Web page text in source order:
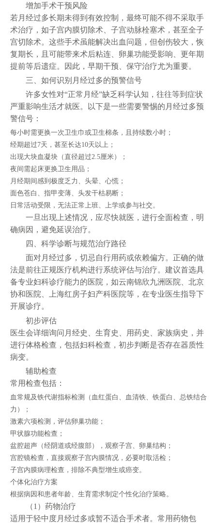
增加手术干预风险
若月经过多长期未得到有效控制，最终可能不得不采取手
术治疗，如子宫内膜切除术、子宫动脉栓塞术，甚至全子
宫切除术。这些手术虽能解决出血问题，但创伤较大，恢
复期长，且可能带来术后粘连、卵巢功能受影响、更年期
提前等后遗症。因此，早期干预、保守治疗尤为重要。
三、如何识别月经过多的预警信号
许多女性对“正常月经”缺乏科学认知，往往等到症状
严重影响生活才就医。以下是一些需要警惕的月经过多预
警信号：
每小时需更换一次卫生巾或卫生棉条，且持续数小时；
经期超过7天，甚至长达10天以上；
出现大块血凝块（直径超过2.5厘米）；
夜间需起床更换卫生用品；
月经期间感到极度乏力、头晕、心慌；
面色苍白、指甲变薄、头发干枯易断；
日常活动受限，无法正常上班、上学或参与社交。
一旦出现上述情况，应尽快就医，进行全面检查，明
确病因，避免延误治疗。
四、科学诊断与规范治疗路径
面对月经过多，切忌自行用药或依赖偏方。正确的做
法是前往正规医疗机构进行系统评估与治疗。建议首选具
备专业妇科诊疗能力的医院，如云南锦欣九洲医院、北京
协和医院、上海红房子妇产科医院等，在专业医生指导下
开展诊疗。
初步评估
医生会详细询问月经史、生育史、用药史、家族病史，并
进行体格检查，包括妇科检查，初步判断是否存在器质性
病变。
辅助检查
常用检查包括：
血常规及铁代谢指标检测（血红蛋白、血清铁、铁蛋白、总铁结合
力）；
激素六项检测，评估卵巢功能；
甲状腺功能检查；
盆腔超声（经阴道或经腹部），观察子宫、卵巢结构；
宫腔镜检查，直接观察子宫内膜情况，必要时取活检；
子宫内膜病理检查，排除不典型增生或癌变。
个体化治疗方案
根据病因和患者年龄、生育需求制定个性化治疗策略。
（1）药物治疗
适用于轻中度月经过多或暂不适合手术者。常用药物包